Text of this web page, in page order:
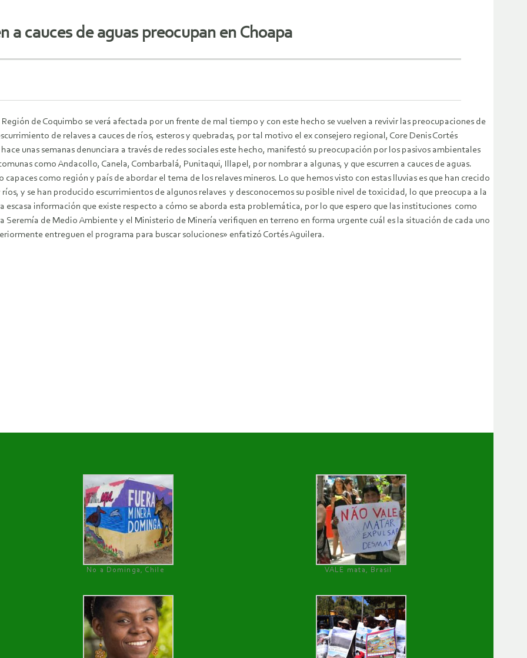
a cauces de aguas preocupan en Choapa
de Coquimbo se verá afectada por un frente de mal tiempo y con este hecho se vuelven a revivir las preocupaciones de
de relaves a cauces de ríos, esteros y quebradas, por tal motivo el ex consejero regional, Core Denis Cortés
unas semanas denunciara a través de redes sociales este hecho, manifestó su preocupación por los pasivos ambientales
como Andacollo, Canela, Combarbalá, Punitaqui, Illapel, por nombrar a algunas, y que escurren a cauces de aguas.
capaces como región y país de abordar el tema de los relaves mineros. Lo que hemos visto con estas lluvias es que han crecido
ríos, y se han producido escurrimientos de algunos relaves y desconocemos su posible nivel de toxicidad, lo que preocupa a la
escasa información que existe respecto a cómo se aborda esta problemática, por lo que espero que las instituciones como
Seremía de Medio Ambiente y el Ministerio de Minería verifiquen en terreno en forma urgente cuál es la situación de cada uno
entreguen el programa para buscar soluciones» enfatizó Cortés Aguilera.
No a Dominga, Chile
VALE mata, Brasil